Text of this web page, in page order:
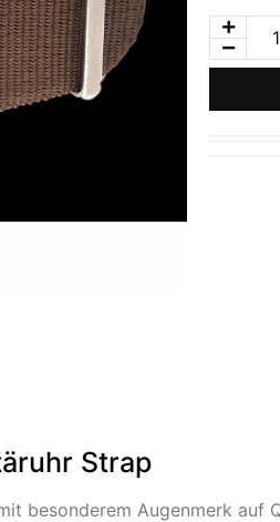
Strap
besonderem Augenmerk